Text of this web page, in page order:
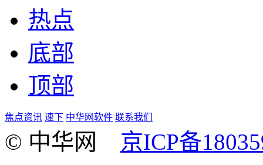
热点
底部
顶部
焦点资讯 速下 中华网软件 联系我们
© 中华网 京ICP备